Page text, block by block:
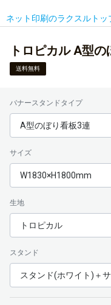
ネット印刷のラクスルトッ
トロピカル A型
送料無料
バナースタンドタイプ
A型のぼり看板3連
サイズ
W1830×H1800mm
生地
トロピカル
スタンド
スタンド(ホワイト)＋